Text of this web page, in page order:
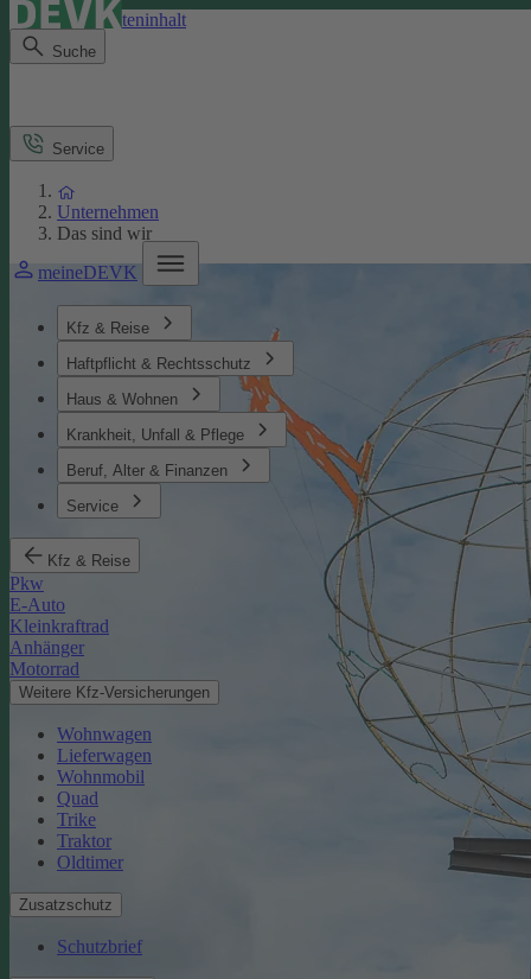
Direkt zum Seiteninhalt
Suche
meineDEVK
Kfz & Reise
Haftpflicht & Rechtsschutz
Haus & Wohnen
Krankheit, Unfall & Pflege
Beruf, Alter & Finanzen
Service
Kfz & Reise
Pkw
E-Auto
Kleinkraftrad
Anhänger
Motorrad
Weitere Kfz-Versicherungen
Wohnwagen
Lieferwagen
Wohnmobil
Quad
Trike
Traktor
Oldtimer
Zusatzschutz
Schutzbrief
Service
Unternehmen
Das sind wir